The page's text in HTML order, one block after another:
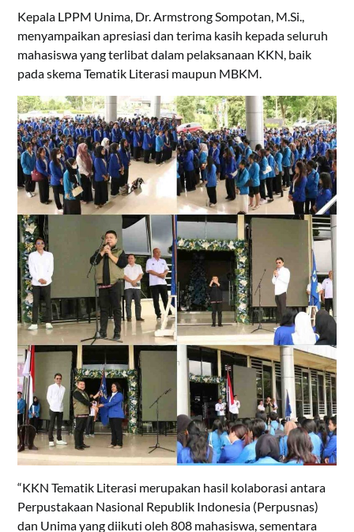
Kepala LPPM Unima, Dr. Armstrong Sompotan, M.Si.,
menyampaikan apresiasi dan terima kasih kepada seluruh
mahasiswa yang terlibat dalam pelaksanaan KKN, baik
pada skema Tematik Literasi maupun MBKM.
“KKN Tematik Literasi merupakan hasil kolaborasi antara
Perpustakaan Nasional Republik Indonesia (Perpusnas)
dan Unima yang diikuti oleh 808 mahasiswa, sementara